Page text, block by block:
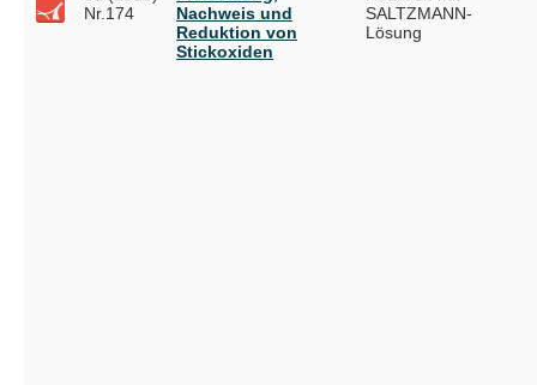
Nr.174
Nachweis und
Reduktion von
Stickoxiden
SALTZMANN-
Lösung